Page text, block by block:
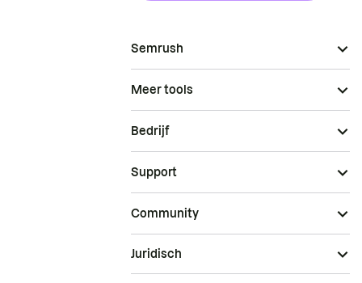
Semrush
Meer tools
Bedrijf
Support
Community
Juridisch